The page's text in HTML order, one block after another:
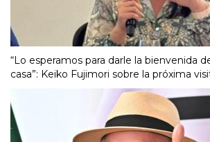
“Lo esperamos para darle la bienvenida
casa”: Keiko Fujimori sobre la próxima